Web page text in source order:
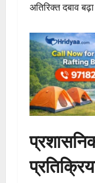
अतिरिक्त दबाव